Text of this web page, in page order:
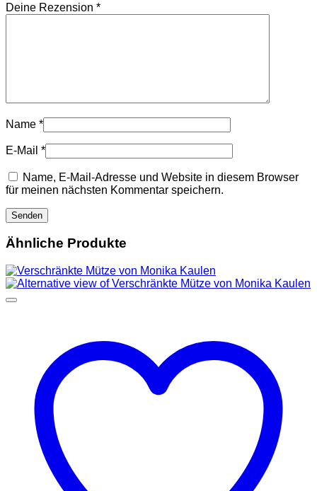
Deine Rezension *
Name *
E-Mail *
Name, E-Mail-Adresse und Website in diesem Browser
für meinen nächsten Kommentar speichern.
Ähnliche Produkte